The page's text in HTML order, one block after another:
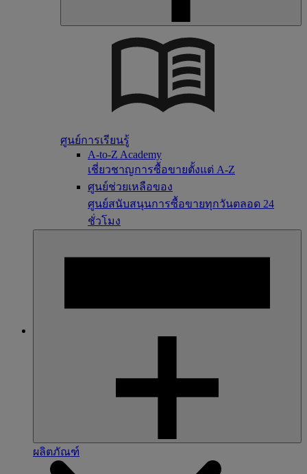
ศูนย์การเรียนรู้
A-to-Z Academy
เชี่ยวชาญการซื้อขายตั้งแต่ A-Z
ศูนย์ช่วยเหลือของ
ศูนย์สนับสนุนการซื้อขายทุกวันตลอด 24
ชั่วโมง
ผลิตภัณฑ์